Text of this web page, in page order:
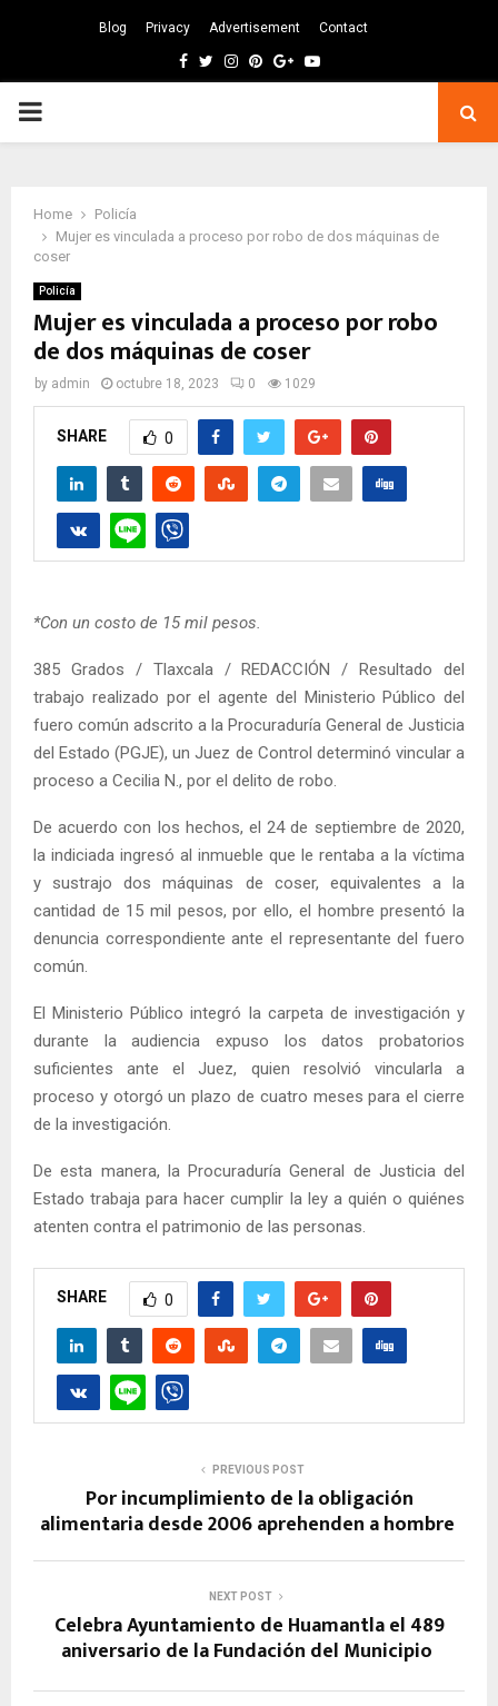
Blog Privacy Advertisement Contact
Facebook
TwitterInstagram
Pinterest
GoogleYoutube
PRIMARY
Home
Policía
Mujer es vinculada a proceso por robo de dos máquinas de
coser
Policía
Mujer es vinculada a proceso por robo
de dos máquinas de coser
by admin octubre 18, 2023 0 1029
SHARE 0
*Con un costo de 15 mil pesos.
385 Grados / Tlaxcala / REDACCIÓN / Resultado del
trabajo realizado por el agente del Ministerio Público del
fuero común adscrito a la Procuraduría General de Justicia
del Estado (PGJE), un Juez de Control determinó vincular a
proceso a Cecilia N., por el delito de robo.
De acuerdo con los hechos, el 24 de septiembre de 2020,
la indiciada ingresó al inmueble que le rentaba a la víctima
y sustrajo dos máquinas de coser, equivalentes a la
cantidad de 15 mil pesos, por ello, el hombre presentó la
denuncia correspondiente ante el representante del fuero
común.
El Ministerio Público integró la carpeta de investigación y
durante la audiencia expuso los datos probatorios
suficientes ante el Juez, quien resolvió vincularla a
proceso y otorgó un plazo de cuatro meses para el cierre
de la investigación.
De esta manera, la Procuraduría General de Justicia del
Estado trabaja para hacer cumplir la ley a quién o quiénes
atenten contra el patrimonio de las personas.
SHARE 0
PREVIOUS POST
Por incumplimiento de la obligación
alimentaria desde 2006 aprehenden a hombre
NEXT POST
Celebra Ayuntamiento de Huamantla el 489
aniversario de la Fundación del Municipio